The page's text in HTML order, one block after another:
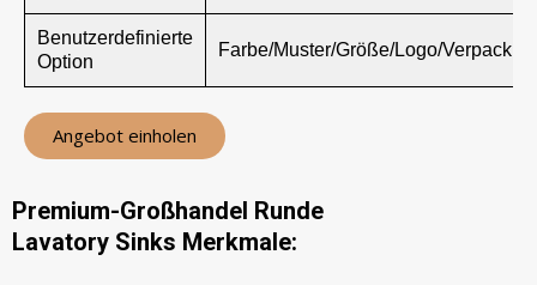
Benutzerdefinierte
Option
Farbe/Muster/Größe/Logo/
Angebot einholen
Premium-Großhandel Runde
Lavatory Sinks Merkmale: